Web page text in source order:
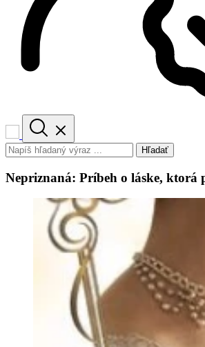
Hľadať
Nepriznaná: Príbeh o láske, ktorá